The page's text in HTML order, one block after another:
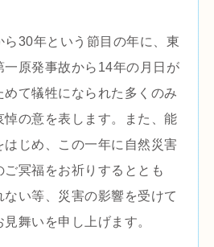
30年という節目の年に、東
一原発事故から14年の月日が
て犠牲になられた多くのみ
悼の意を表します。また、能
じめ、この一年に自然災害
冥福をお祈りするととも
い等、災害の影響を受けて
舞いを申し上げます。